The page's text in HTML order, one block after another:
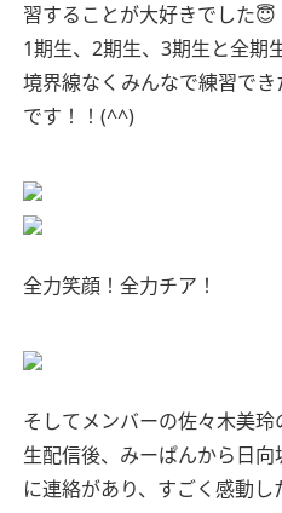
習することが大好きでした😇
1期生、2期生、3期生と全期
境界線なくみんなで練習で
です！！(^^)
全力笑顔！全力チア！
そしてメンバーの佐々木美玲
生配信後、みーぱんから日
に連絡があり、すごく感動